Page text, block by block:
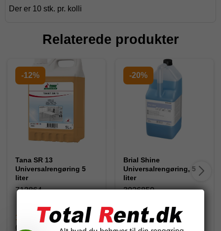
Der er 10 stk. pr. kolli
Relaterede produkter
-12%
Tana SR 13
Universalrengøring 5
liter
712864
176,00 DKK
(inkl. moms)
-20%
Brial Shine
Universalrengøring, 5
liter
3026850
372,20 DKK
(inkl. moms)